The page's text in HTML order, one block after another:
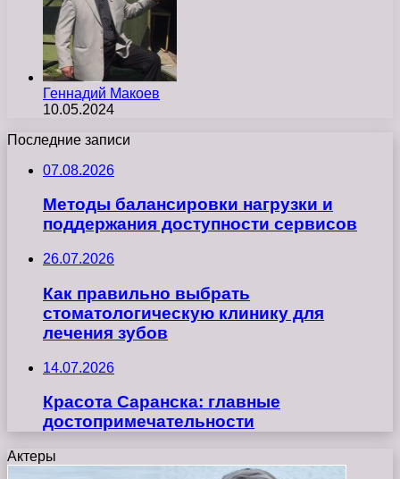
Геннадий Макоев
10.05.2024
Последние записи
07.08.2026
Методы балансировки нагрузки и
поддержания доступности сервисов
26.07.2026
Как правильно выбрать
стоматологическую клинику для
лечения зубов
14.07.2026
Красота Саранска: главные
достопримечательности
Актеры